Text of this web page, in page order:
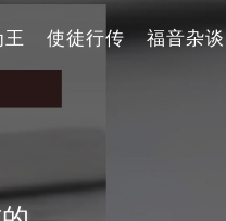
王 使徒行传 福音杂谈